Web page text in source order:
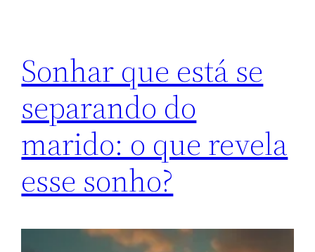
Sonhar que está se
separando do
marido: o que revela
esse sonho?